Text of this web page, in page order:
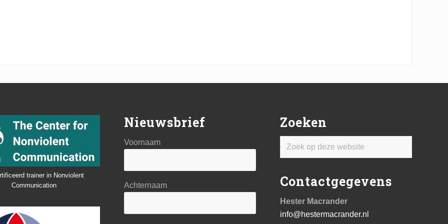
trainer in Nonviolent
Communication
Nieuwsbrief
Voornaam
Achternaam
Zoeken
Zoek
website
Contactgegevens
Hester Macrander
info@hestermacrander.nl